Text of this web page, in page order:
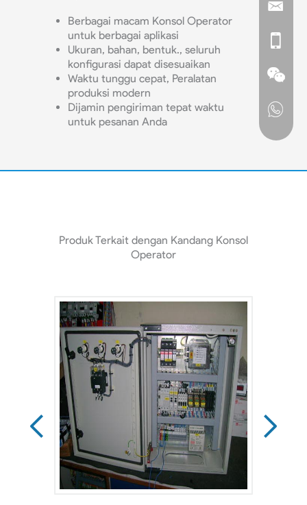
Berbagai macam Konsol Operator
untuk berbagai aplikasi
Ukuran, bahan, bentuk., seluruh
konfigurasi dapat disesuaikan
Waktu tunggu cepat, Peralatan
produksi modern
Dijamin pengiriman tepat waktu
untuk pesanan Anda
Produk Terkait dengan Kandang Konsol
Operator